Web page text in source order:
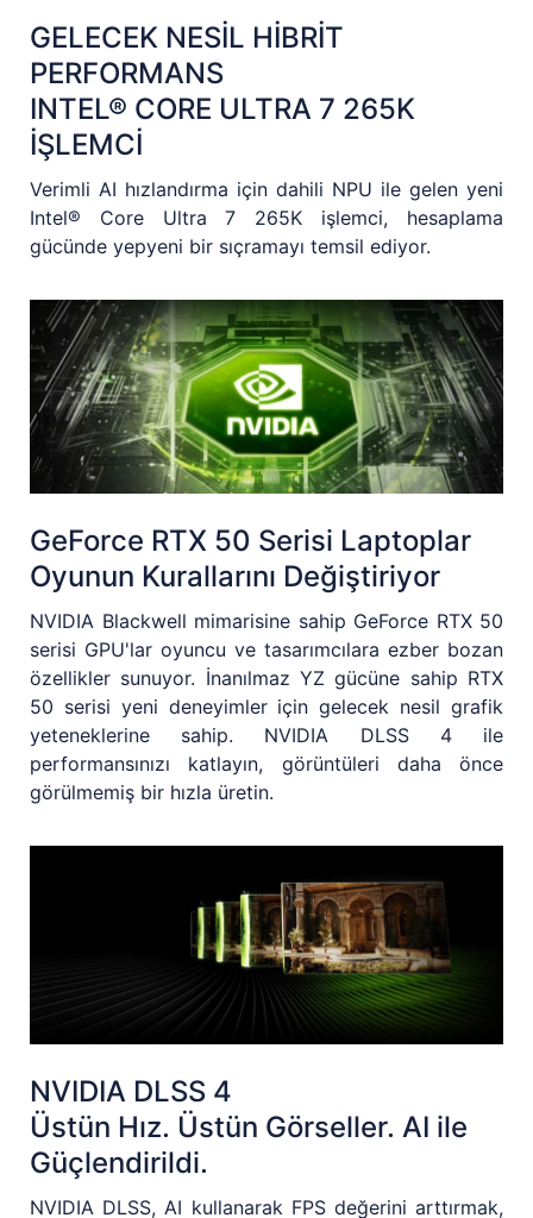
GELECEK NESİL HİBRİT
PERFORMANS
INTEL® CORE ULTRA 7 265K
İŞLEMCİ
Verimli AI hızlandırma için dahili NPU ile gelen yeni
Intel® Core Ultra 7 265K işlemci, hesaplama
gücünde yepyeni bir sıçramayı temsil ediyor.
GeForce RTX 50 Serisi Laptoplar
Oyunun Kurallarını Değiştiriyor
NVIDIA Blackwell mimarisine sahip GeForce RTX 50
serisi GPU'lar oyuncu ve tasarımcılara ezber bozan
özellikler sunuyor. İnanılmaz YZ gücüne sahip RTX
50 serisi yeni deneyimler için gelecek nesil grafik
yeteneklerine sahip. NVIDIA DLSS 4 ile
performansınızı katlayın, görüntüleri daha önce
görülmemiş bir hızla üretin.
NVIDIA DLSS 4
Üstün Hız. Üstün Görseller. AI ile
Güçlendirildi.
NVIDIA DLSS, AI kullanarak FPS değerini arttırmak,